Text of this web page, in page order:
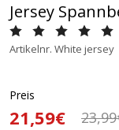
Jersey
Artikelnr. White jersey
Preis
21,59€